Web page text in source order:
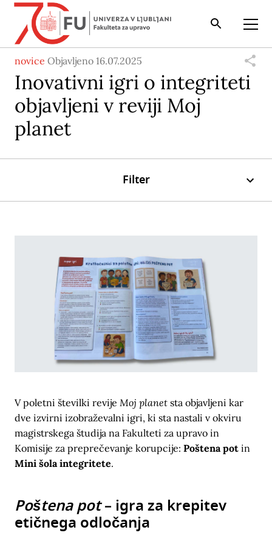
Iskalnik Odpri
novice Objavljeno 16.07.2025
Inovativni igri o integriteti
objavljeni v reviji Moj
planet
Filter
V poletni številki revije Moj planet sta objavljeni kar
dve izvirni izobraževalni igri, ki sta nastali v okviru
magistrskega študija na Fakulteti za upravo in
Komisije za preprečevanje korupcije: Poštena pot in
Mini šola integritete.
Poštena pot– igra za krepitev
etičnega odločanja